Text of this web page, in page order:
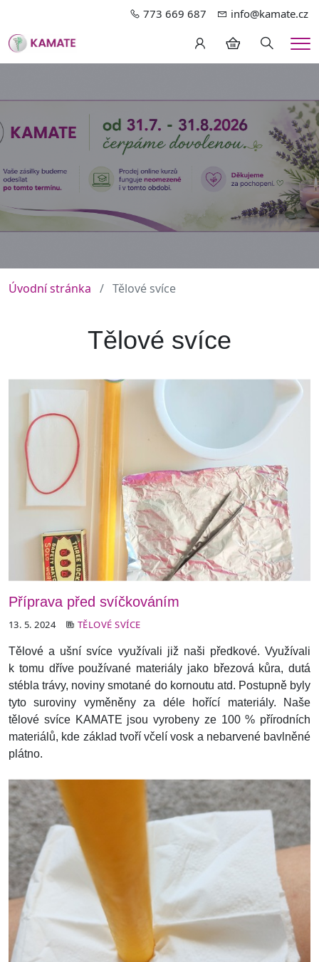
773 669 687 info@kamate.cz
Hledání
Úvodní stránka Tělové svíce
Tělové svíce
Příprava před svíčkováním
13. 5. 2024 TĚLOVÉ SVÍCE
Tělové a ušní svíce využívali již naši předkové. Využívali
k tomu dříve používané materiály jako březová kůra, dutá
stébla trávy, noviny smotané do kornoutu atd. Postupně byly
tyto suroviny vyměněny za déle hořící materiály. Naše
tělové svíce KAMATE jsou vyrobeny ze 100 % přírodních
materiálů, kde základ tvoří včelí vosk a nebarvené bavlněné
plátno.